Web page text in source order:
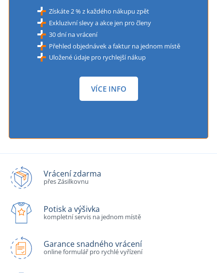
Získáte 2 % z každého nákupu zpět
Exkluzivní slevy a akce jen pro členy
30 dní na vrácení
Přehled objednávek a faktur na jednom místě
Uložené údaje pro rychlejší nákup
VÍCE INFO
Vrácení zdarma
přes Zásilkovnu
Potisk a výšivka
kompletní servis na jednom místě
Garance snadného vrácení
online formulář pro rychlé vyřízení